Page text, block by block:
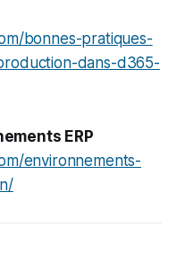
bonnes-pratiques-
dans-d365-
ERP
environnements-